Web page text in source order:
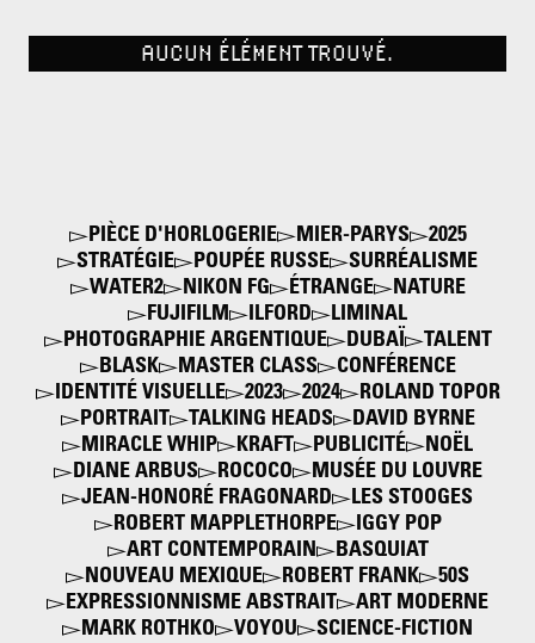
AUCUN ÉLÉMENT TROUVÉ.
PIÈCE D'HORLOGERIE MIER-PARYS
2025
STRATÉGIE
POUPÉE RUSSE
SURRÉALISME
WATER2
NIKON FG ÉTRANGE
NATURE
FUJIFILM
ILFORD
LIMINAL
PHOTOGRAPHIE ARGENTIQUE
DUBAÏ
TALENT
BLASK
MASTER CLASS
CONFÉRENCE
IDENTITÉ VISUELLE
2023 2024
ROLAND TOPOR
PORTRAIT
TALKING HEADS
DAVID BYRNE
MIRACLE WHIP
KRAFT PUBLICITÉ
NOËL
DIANE ARBUS
ROCOCO
MUSÉE DU LOUVRE
JEAN-HONORÉ FRAGONARD
LES STOOGES
ROBERT MAPPLETHORPE
IGGY POP
ART CONTEMPORAIN
BASQUIAT
NOUVEAU MEXIQUE
ROBERT FRANK
50S
EXPRESSIONNISME ABSTRAIT
ART MODERNE
MARK ROTHKO
VOYOU
SCIENCE-FICTION